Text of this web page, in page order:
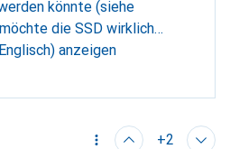
könnte (siehe
die SSD wirklich
dass die Garantie
anzeigen
+2